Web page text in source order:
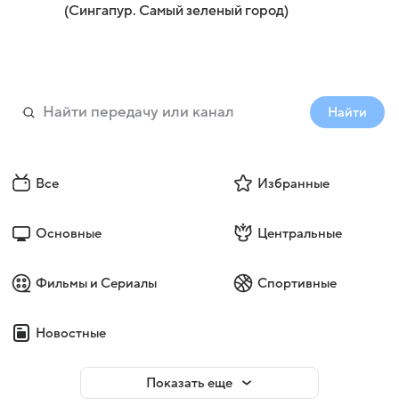
(Сингапур. Самый зеленый город)
Найти
Все Избранные
Основные Центральные
Фильмы и Сериалы Спортивные
Новостные
Показать еще